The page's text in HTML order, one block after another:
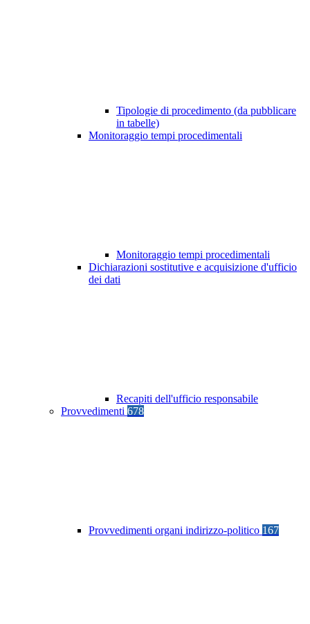
Tipologie di procedimento (da pubblicare
in tabelle)
Monitoraggio tempi procedimentali
Monitoraggio tempi procedimentali
Dichiarazioni sostitutive e acquisizione d'ufficio
dei dati
Recapiti dell'ufficio responsabile
Provvedimenti 678
Provvedimenti organi indirizzo-politico 167